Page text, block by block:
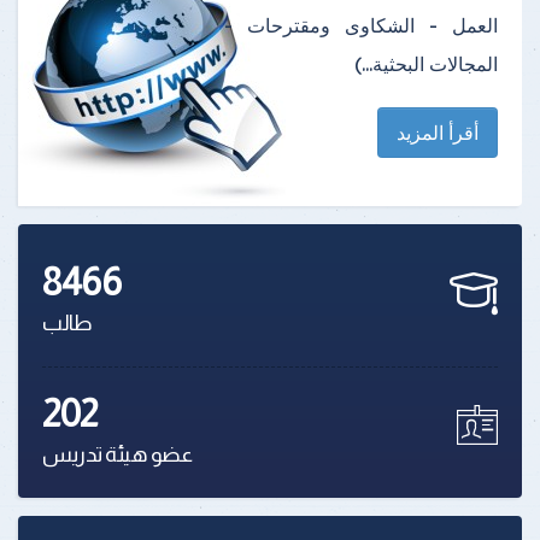
العمل - الشكاوى ومقترحات -
المجالات البحثية...)
أقرأ المزيد
8466
طالب
202
عضو هيئة تدريس